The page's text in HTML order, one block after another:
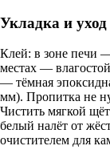
Укладка и уход
Клей: в зоне печи
местах —
— тёмная
мм). Пропитка не
Чистить мягкой
белый налёт от
очистителем для